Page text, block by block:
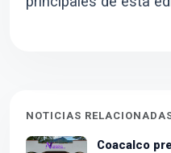
NOTICIAS
Coacalco